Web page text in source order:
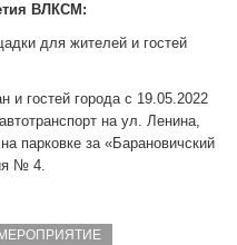
ВЛКСМ:
для жителей и гостей
и гостей города с 19.05.2022
на ул. Ленина,
парковке за «Барановичский
№ 4.
МЕРОПРИЯТИЕ